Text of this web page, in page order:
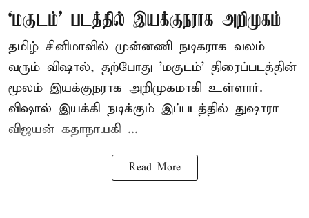
‘மகுடம்’ படத்தில் இயக்குநராக அறிமுகம்
தமிழ் சினிமாவில் முன்னணி நடிகராக வலம்
வரும் விஷால், தற்போது 'மகுடம்' திரைப்படத்தின்
மூலம் இயக்குநராக அறிமுகமாகி உள்ளார்.
விஷால் இயக்கி நடிக்கும் இப்படத்தில் துஷாரா
விஜயன் கதாநாயகி ...
Read More